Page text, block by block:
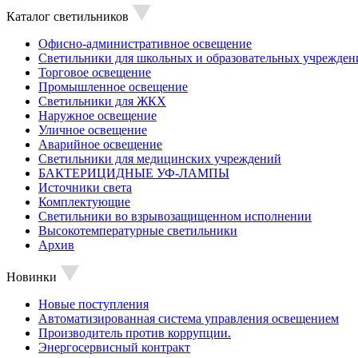
Каталог светильников
Офисно-административное освещение
Светильники для школьных и образовательных
Торговое освещение
Промышленное освещение
Светильники для ЖКХ
Наружное освещение
Уличное освещение
Аварийное освещение
Светильники для медицинских учреждений
БАКТЕРИЦИДНЫЕ УФ-ЛАМПЫ
Источники света
Комплектующие
Светильники во взрывозащищенном исполнении
Высокотемпературные светильники
Архив
Новинки
Новые поступления
Автоматизированная система управления освещением
Производитель против коррупции.
Энергосервисный контракт